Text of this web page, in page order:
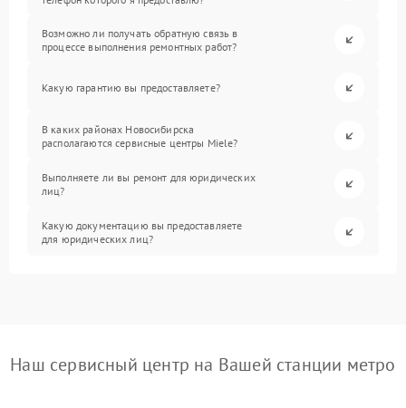
Возможно ли получать обратную связь в
процессе выполнения ремонтных работ?
Какую гарантию вы предоставляете?
В каких районах Новосибирска
располагаются сервисные центры Miele?
Выполняете ли вы ремонт для юридических
лиц?
Какую документацию вы предоставляете
для юридических лиц?
Наш сервисный центр на Вашей станции метро